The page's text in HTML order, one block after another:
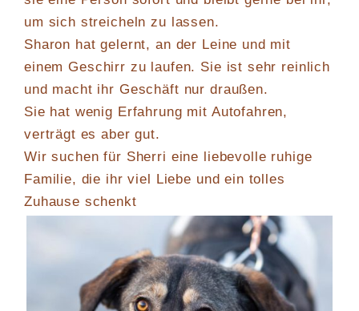
um sich streicheln zu lassen.
Sharon hat gelernt, an der Leine und mit
einem Geschirr zu laufen. Sie ist sehr reinlich
und macht ihr Geschäft nur draußen.
Sie hat wenig Erfahrung mit Autofahren,
verträgt es aber gut.
Wir suchen für Sherri eine liebevolle ruhige
Familie, die ihr viel Liebe und ein tolles
Zuhause schenkt